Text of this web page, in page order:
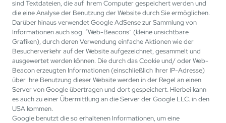
sind Textdateien, die auf Ihrem Computer gespeichert werden und
die eine Analyse der Benutzung der Website durch Sie ermöglichen.
Darüber hinaus verwendet Google AdSense zur Sammlung von
Informationen auch sog. “Web-Beacons” (kleine unsichtbare
Grafiken), durch deren Verwendung einfache Aktionen wie der
Besucherverkehr auf der Website aufgezeichnet, gesammelt und
ausgewertet werden können. Die durch das Cookie und/ oder Web-
Beacon erzeugten Informationen (einschließlich Ihrer IP-Adresse)
über Ihre Benutzung dieser Website werden in der Regel an einen
Server von Google übertragen und dort gespeichert. Hierbei kann
es auch zu einer Übermittlung an die Server der Google LLC. in den
USA kommen.
Google benutzt die so erhaltenen Informationen, um eine